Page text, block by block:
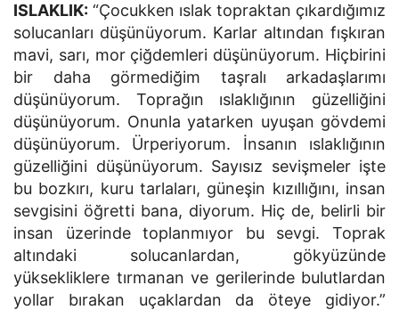
ISLAKLIK: “Çocukken ıslak topraktan çıkardığımız
solucanları düşünüyorum. Karlar altından fışkıran
mavi, sarı, mor çiğdemleri düşünüyorum. Hiçbirini
bir daha görmediğim taşralı arkadaşlarımı
düşünüyorum. Toprağın ıslaklığının güzelliğini
düşünüyorum. Onunla yatarken uyuşan gövdemi
düşünüyorum. Ürperiyorum. İnsanın ıslaklığının
güzelliğini düşünüyorum. Sayısız sevişmeler işte
bu bozkırı, kuru tarlaları, güneşin kızıllığını, insan
sevgisini öğretti bana, diyorum. Hiç de, belirli bir
insan üzerinde toplanmıyor bu sevgi. Toprak
altındaki solucanlardan, gökyüzünde
yüksekliklere tırmanan ve gerilerinde bulutlardan
yollar bırakan uçaklardan da öteye gidiyor.”